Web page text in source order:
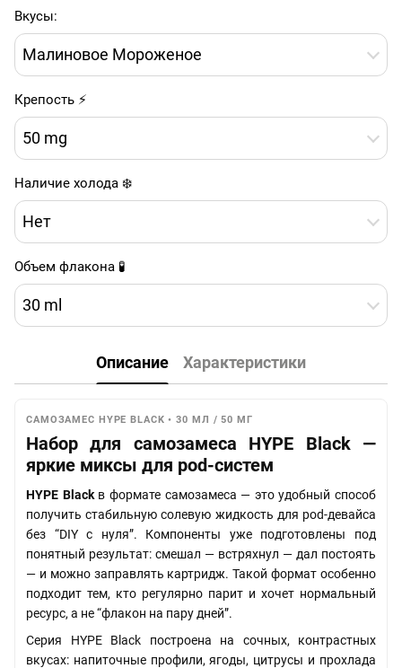
Вкусы:
Малиновое Мороженое
Крепость ⚡
50 mg
Наличие холода ❄️
Нет
Объем флакона 🧪
30 ml
Описание Характеристики
САМОЗАМЕС HYPE BLACK • 30 МЛ / 50 МГ
Набор для самозамеса HYPE Black —
яркие миксы для pod-систем
HYPE Blackв формате самозамеса — это удобный способ
получить стабильную солевую жидкость для pod-девайса
без “DIY с нуля”. Компоненты уже подготовлены под
понятный результат: смешал — встряхнул — дал постоять
— и можно заправлять картридж. Такой формат особенно
подходит тем, кто регулярно парит и хочет нормальный
ресурс, а не “флакон на пару дней”.
Серия HYPE Black построена на сочных, контрастных
вкусах: напиточные профили, ягоды, цитрусы и прохлада